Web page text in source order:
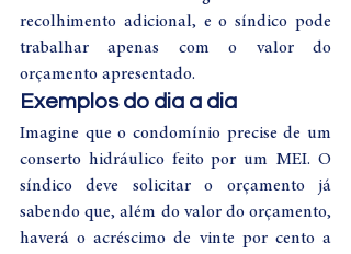
recolhimento adicional, e o síndico pode
trabalhar apenas com o valor do
orçamento apresentado.
Exemplos do dia a dia
Imagine que o condomínio precise de um
conserto hidráulico feito por um MEI. O
síndico deve solicitar o orçamento já
sabendo que, além do valor do orçamento,
haverá o acréscimo de vinte por cento a